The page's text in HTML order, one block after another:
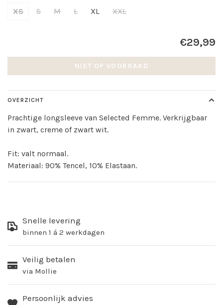
XS S M L XL XXL
€29,99
NIET OP VOORRAAD
OVERZICHT
Prachtige longsleeve van Selected Femme. Verkrijgbaar
in zwart, creme of zwart wit.
Fit: valt normaal.
Materiaal: 90% Tencel, 10% Elastaan.
Snelle levering
binnen 1 á 2 werkdagen
Veilig betalen
via Mollie
Persoonlijk advies